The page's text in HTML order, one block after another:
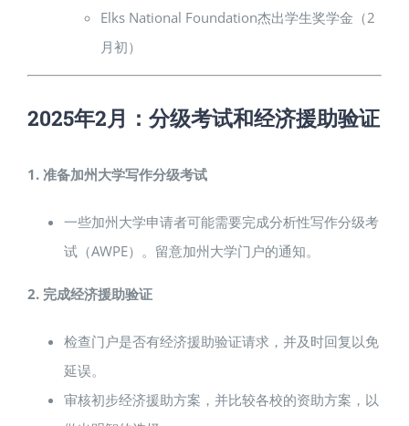
Elks National Foundation杰出学生奖学金（2
月初）
2025年2月：分级考试和经济援助验证
1. 准备加州大学写作分级考试
一些加州大学申请者可能需要完成分析性写作分级考
试（AWPE）。留意加州大学门户的通知。
2. 完成经济援助验证
检查门户是否有经济援助验证请求，并及时回复以免
延误。
审核初步经济援助方案，并比较各校的资助方案，以